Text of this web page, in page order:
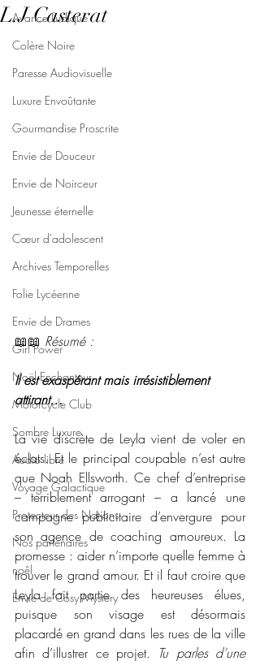
Avarice Ludique
Colère Noire
Paresse Audiovisuelle
Luxure Envoûtante
Gourmandise Proscrite
Envie de Douceur
Envie de Noirceur
Jeunesse éternelle
Cœur d'adolescent
Archives Temporelles
Folie Lycéenne
Envie de Drames
Girl Power
Noël Enchanteur
Motorcycle Club
Sombre Luxure
Audio libre
Voyage Galactique
Protecteur des Nations
Nos partenaires
noêl
Envie de Cosy Mystery
L.J Casterat
📖📖 Résumé :
Il est exaspérant mais irrésistiblement
attirant…
La vie discrète de Leyla vient de voler en
éclats. Et le principal coupable n’est autre
que Noah Ellsworth. Ce chef d’entreprise
– terriblement arrogant – a lancé une
campagne publicitaire d’envergure pour
son agence de coaching amoureux. La
promesse : aider n’importe quelle femme à
trouver le grand amour. Et il faut croire que
Leyla fait partie des heureuses élues,
puisque son visage est désormais
placardé en grand dans les rues de la ville
afin d’illustrer ce projet.
Tu parles d’une